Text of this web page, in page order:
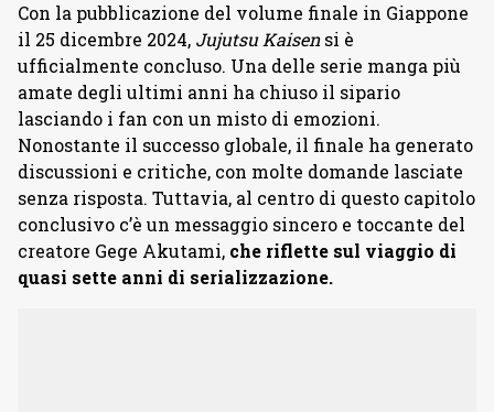
Con la pubblicazione del volume finale in Giappone
il 25 dicembre 2024, Jujutsu Kaisensi è
ufficialmente concluso. Una delle serie manga più
amate degli ultimi anni ha chiuso il sipario
lasciando i fan con un misto di emozioni.
Nonostante il successo globale, il finale ha generato
discussioni e critiche, con molte domande lasciate
senza risposta. Tuttavia, al centro di questo capitolo
conclusivo c’è un messaggio sincero e toccante del
creatore Gege Akutami, che riflette sul viaggio di
quasi sette anni di serializzazione.